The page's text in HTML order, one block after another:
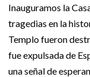
Inauguramos la
tragedias en la
Templo fueron
fue expulsada de
una señal de